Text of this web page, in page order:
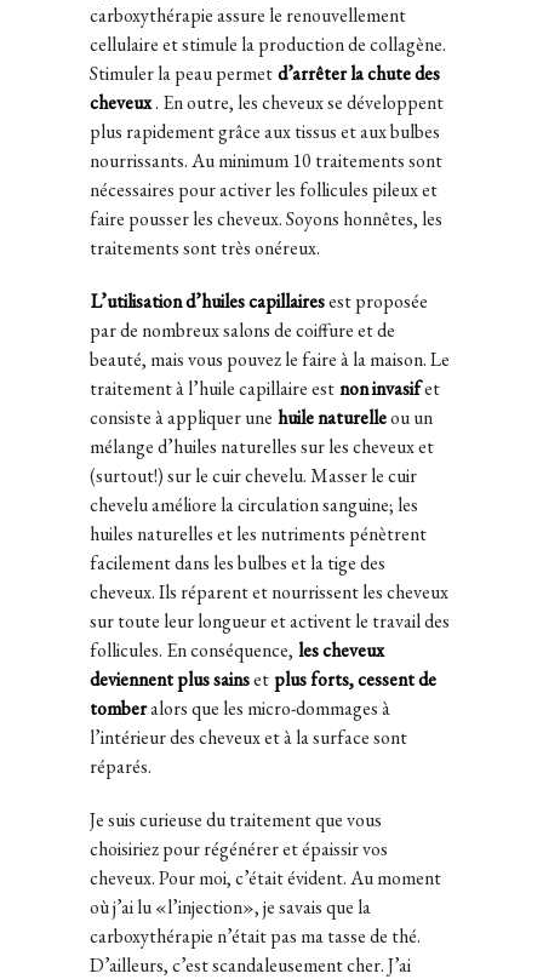
carboxythérapie assure le renouvellement
cellulaire et stimule la production de collagène.
Stimuler la peau permetd’arrêter la chute des
cheveux. En outre, les cheveux se développent
plus rapidement grâce aux tissus et aux bulbes
nourrissants. Au minimum 10 traitements sont
nécessaires pour activer les follicules pileux et
faire pousser les cheveux. Soyons honnêtes, les
traitements sont très onéreux.
L’utilisation d’huiles capillairesest proposée
par de nombreux salons de coiffure et de
beauté, mais vous pouvez le faire à la maison. Le
traitement à l’huile capillaire estnon invasifet
consiste à appliquer une huile naturelleou un
mélange d’huiles naturelles sur les cheveux et
(surtout!) sur le cuir chevelu. Masser le cuir
chevelu améliore la circulation sanguine; les
huiles naturelles et les nutriments pénètrent
facilement dans les bulbes et la tige des
cheveux. Ils réparent et nourrissent les cheveux
sur toute leur longueur et activent le travail des
follicules. En conséquence, les cheveux
deviennent plus sainset plus forts, cessent de
tomberalors que les micro-dommages à
l’intérieur des cheveux et à la surface sont
réparés.
Je suis curieuse du traitement que vous
choisiriez pour régénérer et épaissir vos
cheveux. Pour moi, c’était évident. Au moment
où j’ai lu «l’injection», je savais que la
carboxythérapie n’était pas ma tasse de thé.
D’ailleurs, c’est scandaleusement cher. J’ai